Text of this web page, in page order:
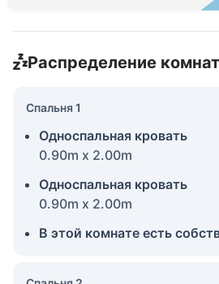
Распределение комнат
Спальня 1
Односпальная кровать
0.90m x 2.00m
Односпальная кровать
0.90m x 2.00m
В этой комнате есть